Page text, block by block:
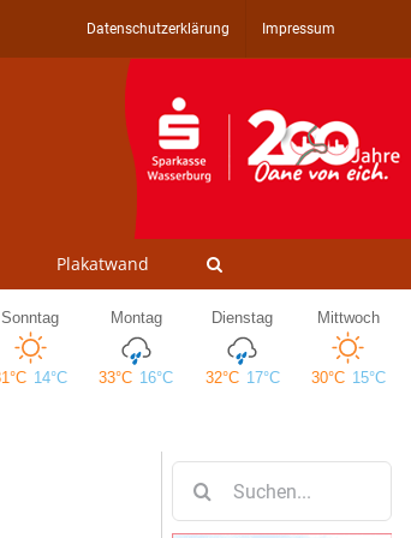
Datenschutzerklärung Impressum
Plakatwand
nach: